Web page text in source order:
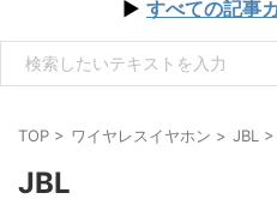
▶ すべての記事
TOP > ワイヤレスイヤホン > JBL >
JBL